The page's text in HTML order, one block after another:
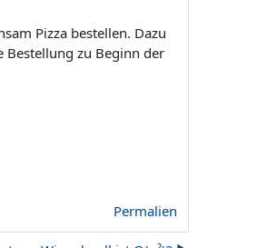
Pizza bestellen. Dazu
Bestellung zu Beginn der
Permalien